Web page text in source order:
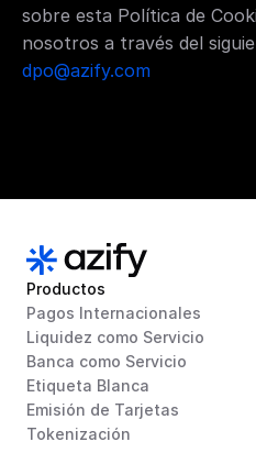
sobre esta Política de
dpo@azify.com
Productos
Pagos Internacionales
Liquidez como Servicio
Banca como Servicio
Etiqueta Blanca
Emisión de Tarjetas
Tokenización